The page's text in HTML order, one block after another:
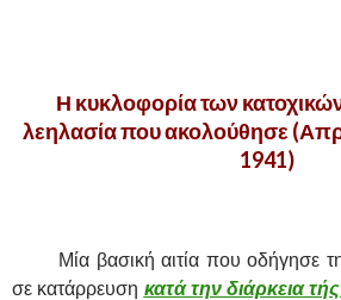
Η κυκλοφορία των
λεηλασία που ακολούθησε
1941)
Μία βασική αιτία που οδήγησε
σε κατάρρευση κατά την διάρκεια